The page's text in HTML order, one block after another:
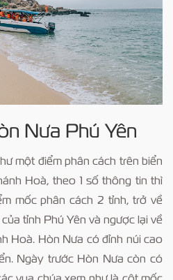
Nưa Phú Yên
một điểm phân cách trên biển
Hoà, theo 1 số thông tin thì
mốc phân cách 2 tỉnh, trở về
tỉnh Phú Yên và ngược lại về
Hoà. Hòn Nưa có đỉnh núi cao
Ngày trước Hòn Nưa còn có